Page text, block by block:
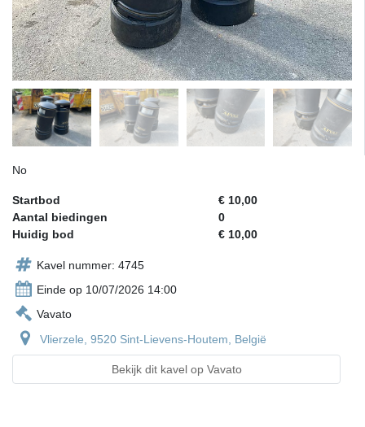
No
Startbod
€ 10,00
Aantal biedingen
0
Huidig bod
€ 10,00
Kavel nummer: 4745
Einde op 10/07/2026 14:00
Vavato
Vlierzele, 9520 Sint-Lievens-Houtem, België
Bekijk dit kavel op Vavato